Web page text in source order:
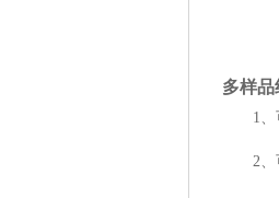
多样品
1、可
2、可